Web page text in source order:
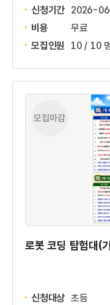
신청기간 2026-
비용
무료
모집인원
10 / 10
모집마감
로봇 코딩 탐험대(
신청대상 초등